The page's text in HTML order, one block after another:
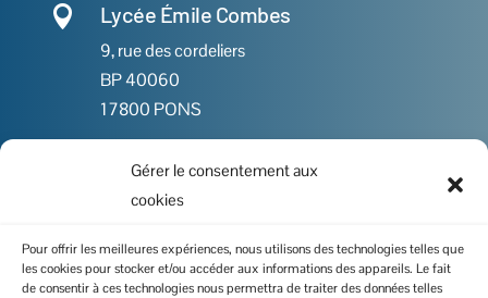
Gérer le consentement aux
cookies
Pour offrir les meilleures expériences, nous utilisons des technologies telles que
les cookies pour stocker et/ou accéder aux informations des appareils. Le fait
de consentir à ces technologies nous permettra de traiter des données telles
 Lycée Émile Combes
9, rue des cordeliers
BP 40060
17800 PONS
05 46 91 86 00